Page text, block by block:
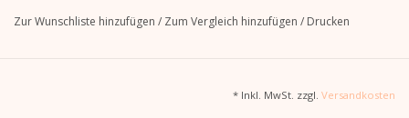
Zur Wunschliste hinzufügen / Zum Vergleich hinzufügen / Drucken
* Inkl. MwSt. zzgl. Versandkosten